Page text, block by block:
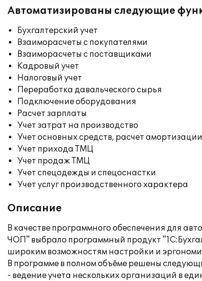
Автоматизированы следующие
Бухгалтерский учет
Взаиморасчеты с покупателями
Взаиморасчеты с поставщиками
Кадровый учет
Налоговый учет
Переработка давальческого сырья
Подключение оборудования
Расчет зарплаты
Учет затрат на производство
Учет основных средств, расчет амортизации
Учет прихода ТМЦ
Учет продаж ТМЦ
Учет спецодежды и спецоснастки
Учет услуг производственного характера
Описание
В качестве программного обеспечения для
ЧОП" выбрало программный продукт
широким возможностям настройки и
В программе в полном объёме решены
- ведение учета нескольких организаций в